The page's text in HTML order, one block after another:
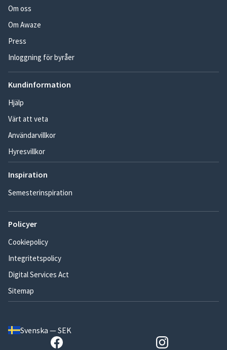
Om oss
Om Awaze
Press
Inloggning för byråer
Kundinformation
Hjälp
Värt att veta
Användarvillkor
Hyresvillkor
Inspiration
Semesterinspiration
Policyer
Cookiepolicy
Integritetspolicy
Digital Services Act
Sitemap
Svenska — SEK